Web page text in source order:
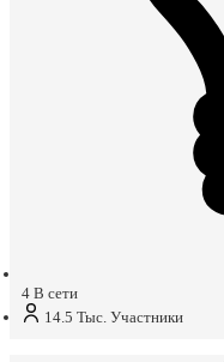
4 В сети
14.5 Тыс. Участники